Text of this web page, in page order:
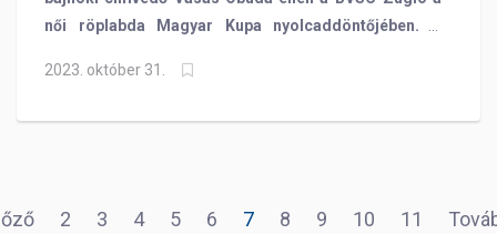
női röplabda Magyar Kupa nyolcaddöntőjében. A
nagyon megnehezítették riválisunk dolgát.
2023. október 31.
2 3 4 5 6 7 8 9 10 11